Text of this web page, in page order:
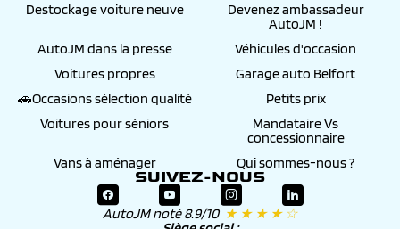
Destockage voiture neuve
Devenez ambassadeur
AutoJM !
AutoJM dans la presse
Véhicules d'occasion
Voitures propres
Garage auto Belfort
🚗Occasions sélection qualité
Petits prix
Voitures pour séniors
Mandataire Vs
concessionnaire
Vans à aménager
Qui sommes-nous ?
SUIVEZ-NOUS
AutoJM noté 8.9/10 ★ ★ ★ ★ ☆